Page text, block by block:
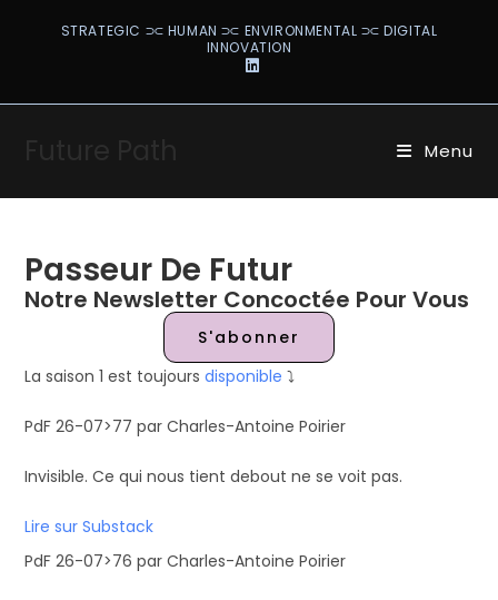
STRATEGIC ⫗ HUMAN ⫗ ENVIRONMENTAL ⫗ DIGITAL
INNOVATION
Menu
Passeur De Futur
Notre Newsletter Concoctée Pour Vous
S'abonner
La saison 1 est toujoursdisponible ⤵️
PdF 26-07>77 par Charles-Antoine Poirier
Invisible. Ce qui nous tient debout ne se voit pas.
Lire sur Substack
PdF 26-07>76 par Charles-Antoine Poirier